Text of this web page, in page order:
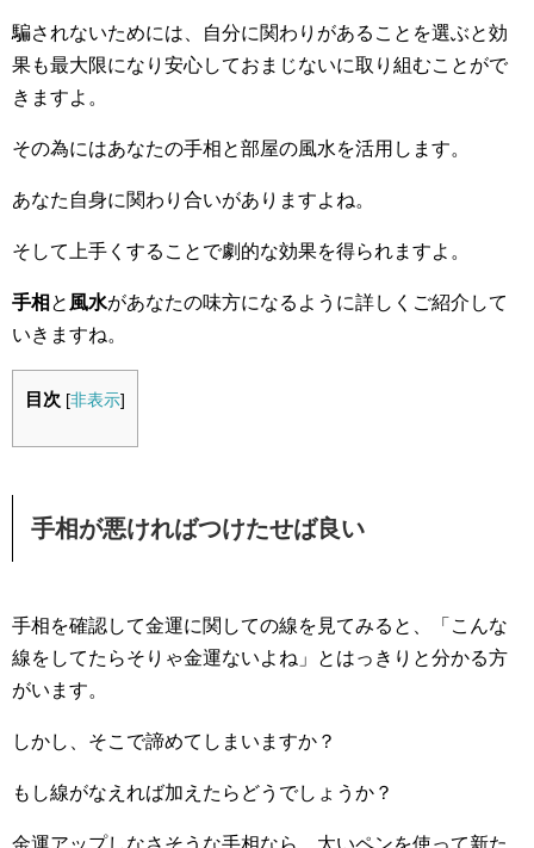
騙されないためには、自分に関わりがあることを選ぶと効
果も最大限になり安心しておまじないに取り組むことがで
きますよ。
その為にはあなたの手相と部屋の風水を活用します。
あなた自身に関わり合いがありますよね。
そして上手くすることで劇的な効果を得られますよ。
手相 と 風水があなたの味方になるように詳しくご紹介して
いきますね。
目次 [非表示]
手相が悪ければつけたせば良い
手相を確認して金運に関しての線を見てみると、「こんな
線をしてたらそりゃ金運ないよね」とはっきりと分かる方
がいます。
しかし、そこで諦めてしまいますか？
もし線がなえれば加えたらどうでしょうか？